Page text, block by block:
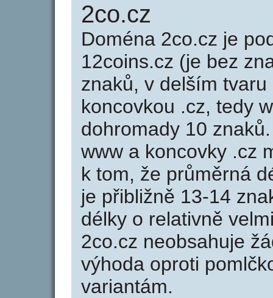
2co.cz
Doména 2co.cz je
12coins.cz (je bez
znaků, v delším
koncovkou .cz, tedy
dohromady 10
www a koncovky .cz
k tom, že průměrná
je přibližně 13-14
délky o relativně
2co.cz neobsahuje
výhoda oproti
variantám.